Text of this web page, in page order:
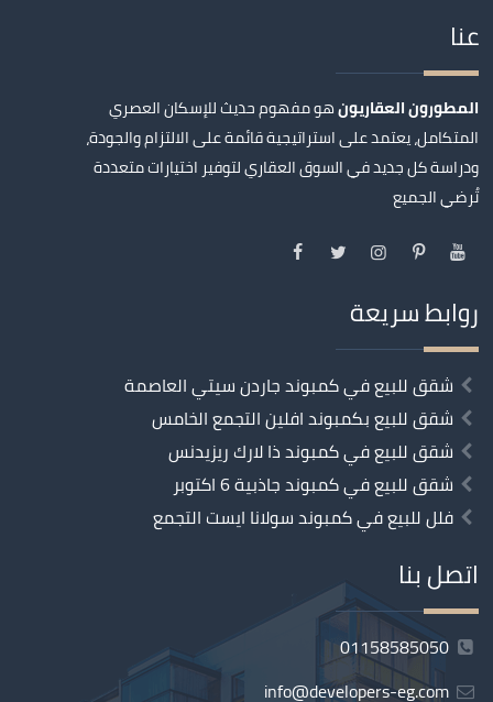
عنا
المطورون العقاريونهو مفهوم حديث للإسكان العصري
المتكامل، يعتمد على استراتيجية قائمة على الالتزام والجودة،
ودراسة كل جديد في السوق العقاري لتوفير اختيارات متعددة
تُرضي الجميع
روابط سريعة
شقق للبيع في كمبوند جاردن سيتي العاصمة
شقق للبيع بكمبوند افلين التجمع الخامس
شقق للبيع في كمبوند ذا لارك ريزيدنس
شقق للبيع في كمبوند جاذبية 6 اكتوبر
فلل للبيع في كمبوند سولانا ايست التجمع
اتصل بنا